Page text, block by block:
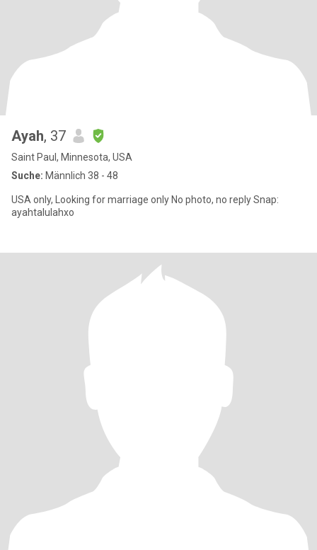
Ayah, 37
Saint Paul, Minnesota, USA
Suche: Männlich 38 - 48
USA only, Looking for marriage only No photo, no reply Snap:
ayahtalulahxo